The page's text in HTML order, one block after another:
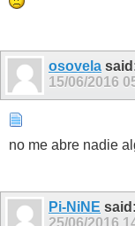
osovela
15/06/2016
no me abre nadie
Pi-NiNE said: